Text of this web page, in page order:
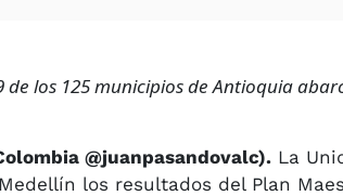
los 125 municipios de Antioquia
@juanpasandovalc). La
los resultados del Plan